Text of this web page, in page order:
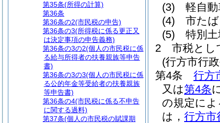
(3)
軽自
(4)
市た
(5)
特別
2
市税とし
(行方市行
第4条
行方
又は第4条
の規定に
は， 行方市
第35条(所得の計算)
第36条
第36条の2(市民税の申告)
第36条の3(所得税に係る更正又
は決定事項の申告義務)
第36条の3の2(個人の市民税に係
る給与所得者の扶養親族等申告
書)
第36条の3の3(個人の市民税に係
る公的年金等受給者の扶養親族
等申告書)
第36条の4(市民税に係る不申告
に関する過料)
第37条(個人の市民税の賦課期